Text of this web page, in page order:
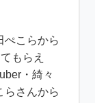
ぺこらから
もらえ
・綺々
らさんから